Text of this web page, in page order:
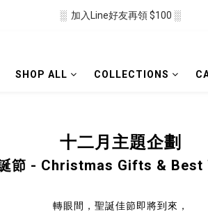
░  新會員註冊送 $50 ░
░  加入Line好友再領 $100 ░
░  新會員註冊送 $50 ░
SHOP ALL COLLECTIONS
十二月主題企劃
節 - Christmas Gifts & Best
轉眼間，聖誕佳節即將到來，